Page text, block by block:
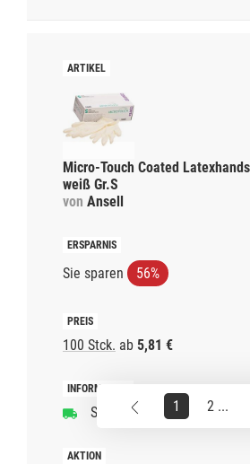
Micro-Touch Coated
weiß Gr.S
von Ansell
Sie sparen 56%
100 Stck. ab 5,81 €
Schnelle Lieferzeit
1 2 ...